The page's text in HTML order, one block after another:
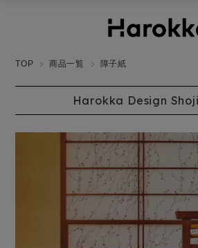
TOP 商品一覧 障子紙
Harokka Design